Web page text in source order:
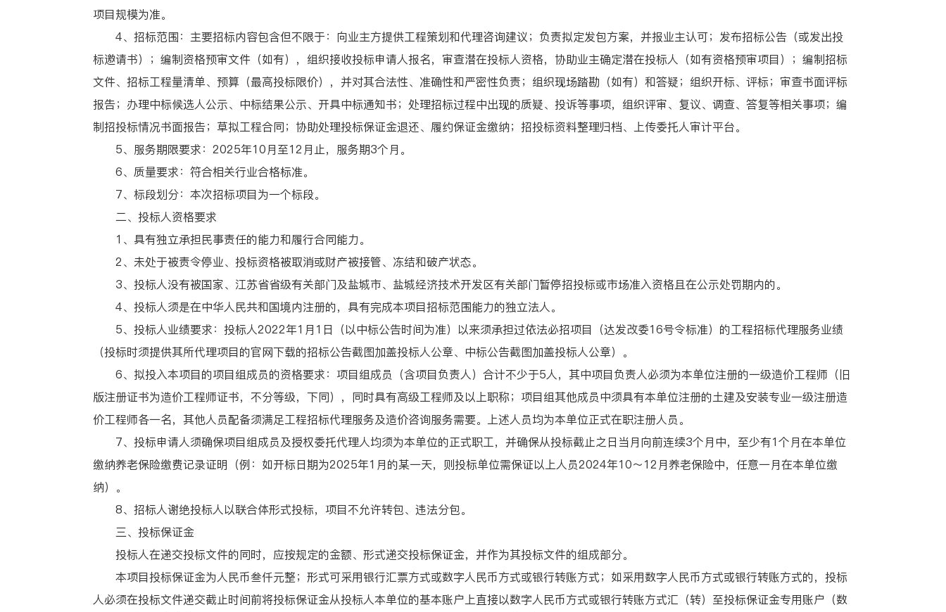
项目规模为准。
4、招标范围：主要招标内容包含但不限于：向业主方提供工程策划和代理咨询建议；负责拟定发包方案，并报业主认可；发布招标公告（或发出投
标邀请书）；编制资格预审文件（如有），组织接收投标申请人报名，审查潜在投标人资格，协助业主确定潜在投标人（如有资格预审项目）；编制招标
文件、招标工程量清单、预算（最高投标限价），并对其合法性、准确性和严密性负责；组织现场踏勘（如有）和答疑；组织开标、评标；审查书面评标
报告；办理中标候选人公示、中标结果公示、开具中标通知书；处理招标过程中出现的质疑、投诉等事项，组织评审、复议、调查、答复等相关事项；编
制招投标情况书面报告；草拟工程合同；协助处理投标保证金退还、履约保证金缴纳；招投标资料整理归档、上传委托人审计平台。
5、服务期限要求：2025年10月至12月止，服务期3个月。
6、质量要求：符合相关行业合格标准。
7、标段划分：本次招标项目为一个标段。
二、投标人资格要求
1、具有独立承担民事责任的能力和履行合同能力。
2、未处于被责令停业、投标资格被取消或财产被接管、冻结和破产状态。
3、投标人没有被国家、江苏省省级有关部门及盐城市、盐城经济技术开发区有关部门暂停招投标或市场准入资格且在公示处罚期内的。
4、投标人须是在中华人民共和国境内注册的，具有完成本项目招标范围能力的独立法人。
5、投标人业绩要求：投标人2022年1月1日（以中标公告时间为准）以来须承担过依法必招项目（达发改委16号令标准）的工程招标代理服务业绩
（投标时须提供其所代理项目的官网下载的招标公告截图加盖投标人公章、中标公告截图加盖投标人公章）。
6、拟投入本项目的项目组成员的资格要求：项目组成员（含项目负责人）合计不少于5人，其中项目负责人必须为本单位注册的一级造价工程师（旧
版注册证书为造价工程师证书，不分等级，下同），同时具有高级工程师及以上职称；项目组其他成员中须具有本单位注册的土建及安装专业一级注册造
价工程师各一名，其他人员配备须满足工程招标代理服务及造价咨询服务需要。上述人员均为本单位正式在职注册人员。
7、投标申请人须确保项目组成员及授权委托代理人均须为本单位的正式职工，并确保从投标截止之日当月向前连续3个月中，至少有1个月在本单位
缴纳养老保险缴费记录证明（例：如开标日期为2025年1月的某一天，则投标单位需保证以上人员2024年10～12月养老保险中，任意一月在本单位缴
纳）。
8、招标人谢绝投标人以联合体形式投标，项目不允许转包、违法分包。
三、投标保证金
投标人在递交投标文件的同时，应按规定的金额、形式递交投标保证金，并作为其投标文件的组成部分。
本项目投标保证金为人民币叁仟元整；形式可采用银行汇票方式或数字人民币方式或银行转账方式；如采用数字人民币方式或银行转账方式的，投标
人必须在投标文件递交截止时间前将投标保证金从投标人本单位的基本账户上直接以数字人民币方式或银行转账方式汇（转）至投标保证金专用账户（数